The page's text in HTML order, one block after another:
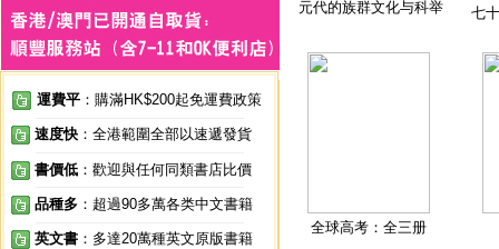
運費平 ：購滿HK$200起免運費政策
速度快 ：全港範圍全部以速遞發貨
書價低 ：歡迎與任何同類書店比價
品種多 ：超過90多萬各类中文書籍
英文書 ：多達20萬種英文原版書籍
元代的族群文化与科举 七
全球高考：全三册